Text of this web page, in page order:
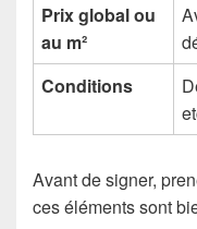
Prix global ou
au m²
Conditions
Avant de signer,
ces éléments sont